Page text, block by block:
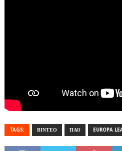
TAGS: ΒΙΝΤΕΟ ΠΑΟ EUROPA